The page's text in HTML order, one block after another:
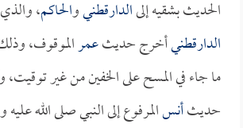
الحديث بشقيه إلىالدارقطنيوالحاكم،
الدارقطنيأخرج حديثعمرالموقوف،
ما جاء في المسح على الخفين من غير توقيت،
حديثأنسالمرفوع إلى النبي صلى الله